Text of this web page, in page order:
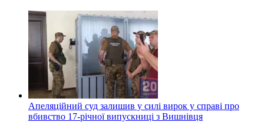
Апеляційний суд залишив у силі вирок у справі про
вбивство 17-річної випускниці з Вишнівця